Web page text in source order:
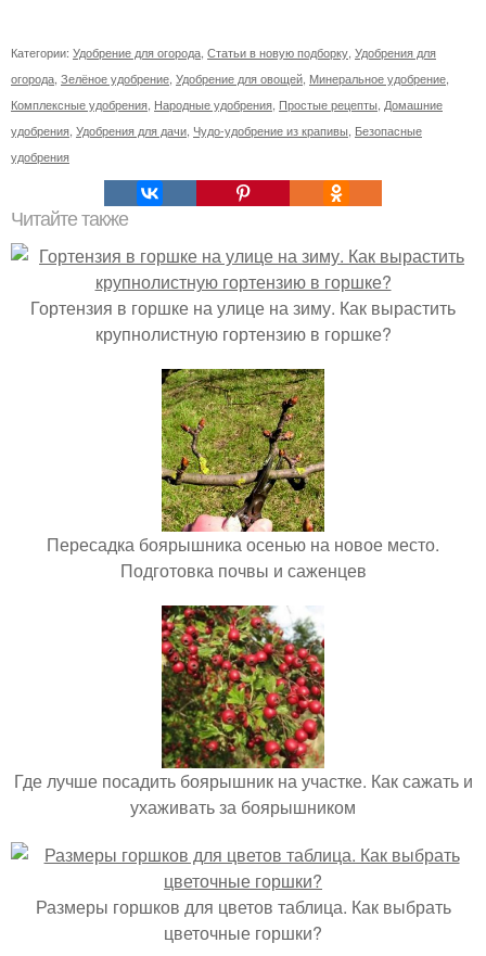
Категории: Удобрение для огорода, Статьи в новую подборку, Удобрения для
огорода, Зелёное удобрение, Удобрение для овощей, Минеральное удобрение,
Комплексные удобрения, Народные удобрения, Простые рецепты, Домашние
удобрения, Удобрения для дачи, Чудо-удобрение из крапивы, Безопасные
удобрения
Читайте также
Гортензия в горшке на улице на зиму. Как вырастить
крупнолистную гортензию в горшке?
Пересадка боярышника осенью на новое место.
Подготовка почвы и саженцев
Где лучше посадить боярышник на участке. Как сажать и
ухаживать за боярышником
Размеры горшков для цветов таблица. Как выбрать
цветочные горшки?